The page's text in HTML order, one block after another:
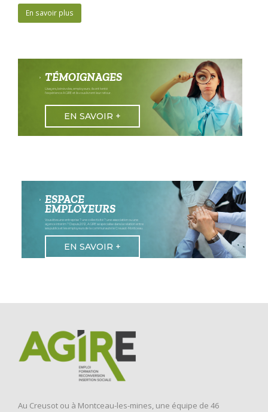
En savoir plus
TÉMOIGNAGES
Usagers, bénévoles, employeurs : ils ont tenté
l'expérience AGIRE et ils vous livrent leur retour.
EN SAVOIR +
ESPACE
EMPLOYEURS
Vous êtes une entreprise ? une collectivité ? une association ou une
agence intérim ? Depuis 2012, AGIRE se spécialise dans la relation entre
ses publics et les employeurs de la communauté le Creusot-Montceau.
EN SAVOIR +
Au Creusot ou à Montceau-les-mines, une équipe de 46